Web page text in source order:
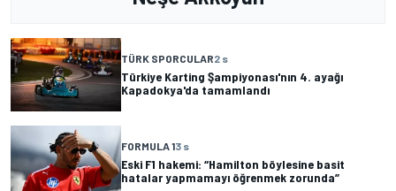
TÜRK SPORCULAR2 s
Türkiye Karting Şampiyonası'nın 4. ayağı
Kapadokya'da tamamlandı
FORMULA 13 s
Eski F1 hakemi: “Hamilton böylesine basit
hatalar yapmamayı öğrenmek zorunda”